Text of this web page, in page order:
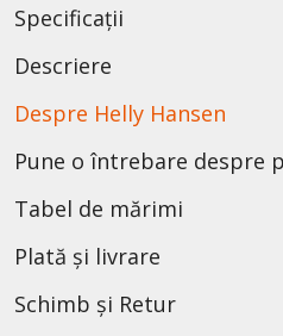
Specificații
Descriere
Despre Helly Hansen
Pune o întrebare despre
Tabel de mărimi
Plată și livrare
Schimb și Retur